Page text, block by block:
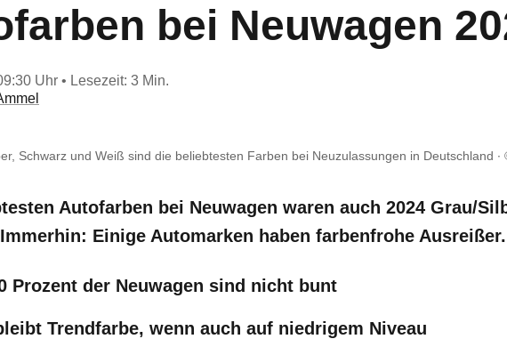
bei Neuwagen
Uhr • Lesezeit: 3 Min.
Schwarz und Weiß sind die beliebtesten Farben bei Neuzulassungen in Deutschland
Autofarben bei Neuwagen waren auch 2024 Grau/
Einige Automarken haben farbenfrohe
Prozent der Neuwagen sind nicht bunt
Trendfarbe, wenn auch auf niedrigem Niveau